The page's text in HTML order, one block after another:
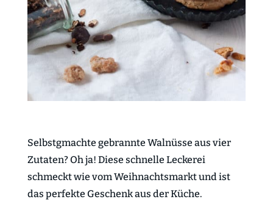
Selbstgmachte gebrannte Walnüsse aus vier
Zutaten? Oh ja! Diese schnelle Leckerei
schmeckt wie vom Weihnachtsmarkt und ist
das perfekte Geschenk aus der Küche.